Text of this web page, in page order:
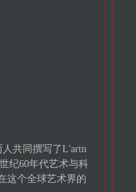
人共同撰写了L'artn
纪60年代艺术与科
这个全球艺术界的